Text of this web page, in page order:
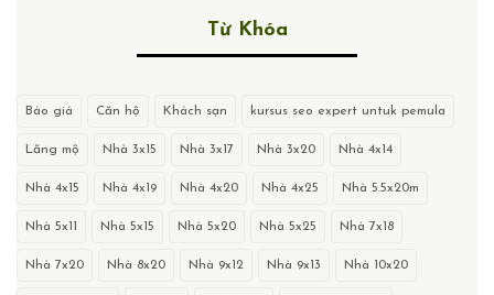
Từ Khóa
Báo giá Căn hộ Khách sạn kursus seo expert untuk pemula
Lăng mộ Nhà 3x15 Nhà 3x17 Nhà 3x20 Nhà 4x14
Nhà 4x15 Nhà 4x19 Nhà 4x20 Nhà 4x25 Nhà 5.5x20m
Nhà 5x11 Nhà 5x15 Nhà 5x20 Nhà 5x25 Nhà 7x18
Nhà 7x20 Nhà 8x20 Nhà 9x12 Nhà 9x13 Nhà 10x20